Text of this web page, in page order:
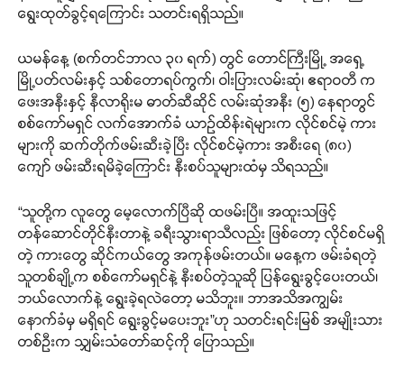
ရွေးထုတ်ခွင့်ရကြောင်း သတင်းရရှိသည်။
ယမန်နေ့ (စက်တင်ဘာလ ၃၀ ရက်) တွင် တောင်ကြီးမြို့ အရှေ့
မြို့ပတ်လမ်းနှင့် သစ်တောရပ်ကွက်၊ ဝါးပြားလမ်းဆုံ၊ ဧရာဝတီ က
ဖေးအနီးနှင့် နီလာရိုးမ ဓာတ်ဆီဆိုင် လမ်းဆုံအနီး (၅) နေရာတွင်
စစ်ကော်မရှင် လက်အောက်ခံ ယာဉ်ထိန်းရဲများက လိုင်စင်မဲ့ ကား
များကို ဆက်တိုက်ဖမ်းဆီးခဲ့ပြီး လိုင်စင်မဲ့ကား အစီးရေ (၈၀)
ကျော် ဖမ်းဆီးရမိခဲ့ကြောင်း နီးစပ်သူများထံမှ သိရသည်။
“သူတို့က လူတွေ မေ့လောက်ပြီဆို ထဖမ်းပြီ။ အထူးသဖြင့်
တန်ဆောင်တိုင်နီးတာနဲ့ ခရီးသွားရာသီလည်း ဖြစ်တော့ လိုင်စင်မရှိ
တဲ့ ကားတွေ ဆိုင်ကယ်တွေ အကုန်ဖမ်းတယ်။ မနေ့က ဖမ်းခံရတဲ့
သူတစ်ချို့က စစ်ကော်မရှင်နဲ့ နီးစပ်တဲ့သူဆို ပြန်ရွေးခွင့်ပေးတယ်၊
ဘယ်လောက်နဲ့ ရွေးခဲ့ရလဲတော့ မသိဘူး။ ဘာအသိအကျွမ်း
နောက်ခံမှ မရှိရင် ရွေးခွင့်မပေးဘူး”ဟု သတင်းရင်းမြစ် အမျိုးသား
တစ်ဦးက သျှမ်းသံတော်ဆင့်ကို ပြောသည်။